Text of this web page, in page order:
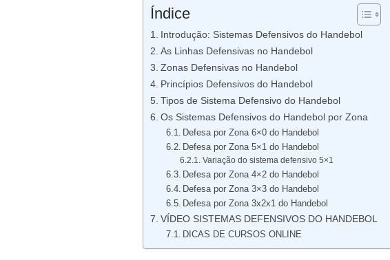
Índice
Introdução: Sistemas Defensivos do Handebol
As Linhas Defensivas no Handebol
Zonas Defensivas no Handebol
Princípios Defensivos do Handebol
Tipos de Sistema Defensivo do Handebol
Os Sistemas Defensivos do Handebol por Zona
Defesa por Zona 6×0 do Handebol
Defesa por Zona 5×1 do Handebol
Variação do sistema defensivo 5×1
Defesa por Zona 4×2 do Handebol
Defesa por Zona 3×3 do Handebol
Defesa por Zona 3x2x1 do Handebol
VÍDEO SISTEMAS DEFENSIVOS DO HANDEBOL
DICAS DE CURSOS ONLINE